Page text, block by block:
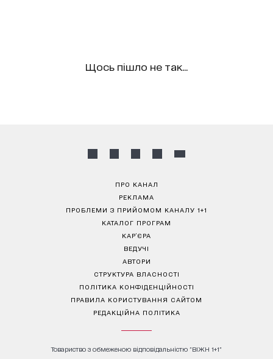
Щось пішло не так...
ПРО КАНАЛ
РЕКЛАМА
ПРОБЛЕМИ З ПРИЙОМОМ КАНАЛУ 1+1
КАТАЛОГ ПРОГРАМ
КАР’ЄРА
ВЕДУЧІ
АВТОРИ
СТРУКТУРА ВЛАСНОСТІ
ПОЛІТИКА КОНФІДЕНЦІЙНОСТІ
ПРАВИЛА КОРИСТУВАННЯ САЙТОМ
РЕДАКЦІЙНА ПОЛІТИКА
Товариство з обмеженою відповідальністю "ВІЖН 1+1"